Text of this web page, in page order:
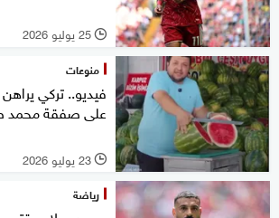
l 25 يوليو 2026
منوعات
فيديو.. تركي
على صفقة محمد
l 23 يوليو 2026
رياضة